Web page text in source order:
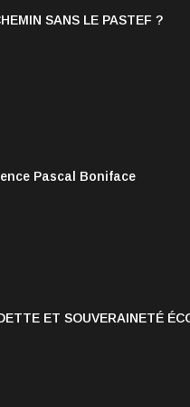
SANS LE PASTEF ?
Pascal Boniface
ET SOUVERAINETÉ